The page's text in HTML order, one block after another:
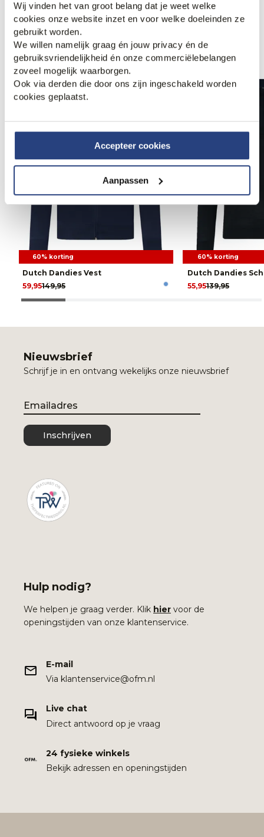
Wij vinden het van groot belang dat je weet welke
cookies onze website inzet en voor welke doeleinden ze
gebruikt worden.
We willen namelijk graag én jouw privacy én de
gebruiksvriendelijkheid én onze commerciëlebelangen
zoveel mogelijk waarborgen.
Ook via derden die door ons zijn ingeschakeld worden
cookies geplaatst.
Accepteer cookies
Aanpassen
Anderen bekeken ook
60% korting
Dutch Dandies Vest
149,95
59,95
60% korting
Dutch Dandies
139,95
55,95
Nieuwsbrief
Schrijf je in en ontvang wekelijks onze nieuwsbrief
Email
Inschrijven
Hulp nodig?
We helpen je graag verder. Klik hier voor de
openingstijden van onze klantenservice.
E-mail
Via klantenservice@ofm.nl
Live chat
Direct antwoord op je vraag
24 fysieke winkels
Bekijk adressen en openingstijden